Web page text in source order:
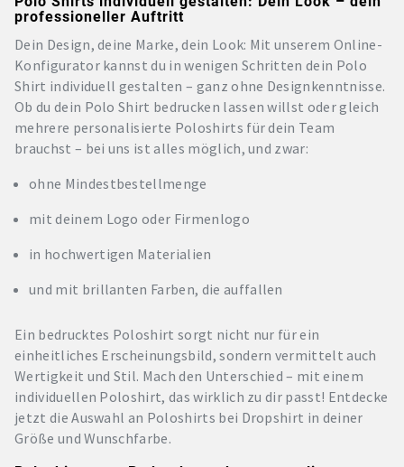
professioneller Auftritt
Dein Design, deine Marke, dein Look: Mit unserem Online-
Konfigurator kannst du in wenigen Schritten dein Polo
Shirt individuell gestalten – ganz ohne Designkenntnisse.
Ob du dein Polo Shirt bedrucken lassen willst oder gleich
mehrere personalisierte Poloshirts für dein Team
brauchst – bei uns ist alles möglich, und zwar:
ohne Mindestbestellmenge
mit deinem Logo oder Firmenlogo
in hochwertigen Materialien
und mit brillanten Farben, die auffallen
Ein bedrucktes Poloshirt sorgt nicht nur für ein
einheitliches Erscheinungsbild, sondern vermittelt auch
Wertigkeit und Stil. Mach den Unterschied – mit einem
individuellen Poloshirt, das wirklich zu dir passt! Entdecke
jetzt die Auswahl an Poloshirts bei Dropshirt in deiner
Größe und Wunschfarbe.